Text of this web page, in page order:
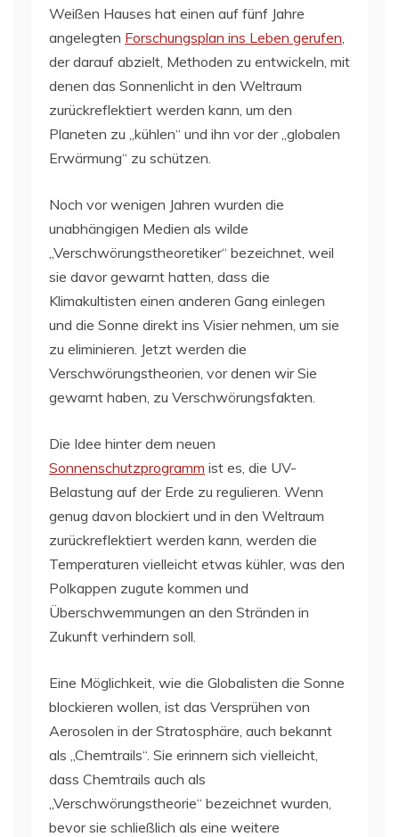
Weißen Hauses hat einen auf fünf Jahre
angelegten Forschungsplan ins Leben gerufen,
der darauf abzielt, Methoden zu entwickeln, mit
denen das Sonnenlicht in den Weltraum
zurückreflektiert werden kann, um den
Planeten zu „kühlen“ und ihn vor der „globalen
Erwärmung“ zu schützen.
Noch vor wenigen Jahren wurden die
unabhängigen Medien als wilde
„Verschwörungstheoretiker“ bezeichnet, weil
sie davor gewarnt hatten, dass die
Klimakultisten einen anderen Gang einlegen
und die Sonne direkt ins Visier nehmen, um sie
zu eliminieren. Jetzt werden die
Verschwörungstheorien, vor denen wir Sie
gewarnt haben, zu Verschwörungsfakten.
Die Idee hinter dem neuen
Sonnenschutzprogramm ist es, die UV-
Belastung auf der Erde zu regulieren. Wenn
genug davon blockiert und in den Weltraum
zurückreflektiert werden kann, werden die
Temperaturen vielleicht etwas kühler, was den
Polkappen zugute kommen und
Überschwemmungen an den Stränden in
Zukunft verhindern soll.
Eine Möglichkeit, wie die Globalisten die Sonne
blockieren wollen, ist das Versprühen von
Aerosolen in der Stratosphäre, auch bekannt
als „Chemtrails“. Sie erinnern sich vielleicht,
dass Chemtrails auch als
„Verschwörungstheorie“ bezeichnet wurden,
bevor sie schließlich als eine weitere